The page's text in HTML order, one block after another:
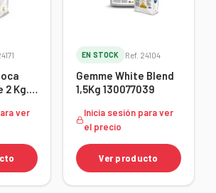
2 Kg.
ver
EN STOCK Ref. 24104
Gemme White Blend
1,5Kg 130077039
Inicia sesión para ver
el precio
Ver producto